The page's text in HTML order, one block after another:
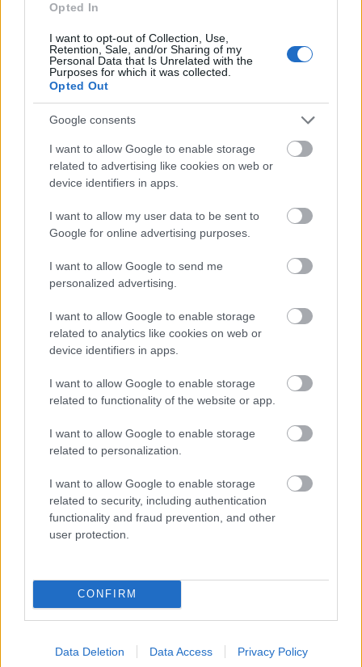
Opted In
I want to opt-out of Collection, Use,
Retention, Sale, and/or Sharing of my
Personal Data that Is Unrelated with the
Purposes for which it was collected.
Opted Out
Google consents
I want to allow Google to enable storage
related to advertising like cookies on web or
device identifiers in apps.
I want to allow my user data to be sent to
Google for online advertising purposes.
I want to allow Google to send me
personalized advertising.
I want to allow Google to enable storage
related to analytics like cookies on web or
device identifiers in apps.
I want to allow Google to enable storage
related to functionality of the website or app.
I want to allow Google to enable storage
related to personalization.
I want to allow Google to enable storage
related to security, including authentication
functionality and fraud prevention, and other
user protection.
CONFIRM
Data Deletion Data Access Privacy Policy
HÍREK 4 órája
e-pénztárgép engedélyét a NAV
Friss ábrán az EU legerősebb és
leggyorsabban növekvő gazdaságai: több
mint 10 billió eurót termelnek
HÍREK 6 órája
NÉPSZERŰ